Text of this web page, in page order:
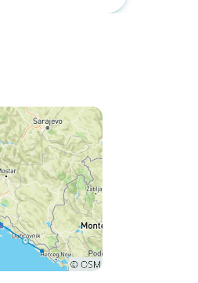
en ik zou
reis aan
harte